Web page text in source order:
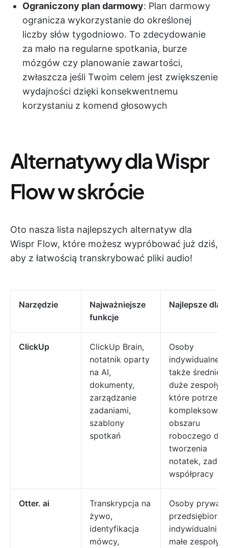
Ograniczony plan darmowy: Plan darmowy
ogranicza wykorzystanie do określonej
liczby słów tygodniowo. To zdecydowanie
za mało na regularne spotkania, burze
mózgów czy planowanie zawartości,
zwłaszcza jeśli Twoim celem jest zwiększenie
wydajności dzięki konsekwentnemu
korzystaniu z komend głosowych
Alternatywy dla Wispr
Flow w skrócie
Oto nasza lista najlepszych alternatyw dla
Wispr Flow, które możesz wypróbować już dziś,
aby z łatwością transkrybować pliki audio!
Narzędzie
Najważniejsze
funkcje
Najlepsze dla
ClickUp
ClickUp Brain,
notatnik oparty
na AI,
dokumenty,
zarządzanie
zadaniami,
szablony
spotkań
Osoby
indywidualne, a
także średnie i
duże zespoły,
które
obszaru
roboczego do
tworzenia
notatek,
współpracy
Otter. ai
Transkrypcja na
żywo,
identyfikacja
mówcy,
Osoby
przedsiębiorcy
indywidualni i
małe zespoły